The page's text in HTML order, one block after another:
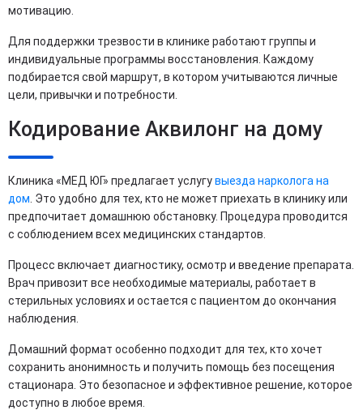
мотивацию.
Для поддержки трезвости в клинике работают группы и
индивидуальные программы восстановления. Каждому
подбирается свой маршрут, в котором учитываются личные
цели, привычки и потребности.
Кодирование Аквилонг на дому
Клиника «МЕД ЮГ» предлагает услугувыезда нарколога на
дом . Это удобно для тех, кто не может приехать в клинику или
предпочитает домашнюю обстановку. Процедура проводится
с соблюдением всех медицинских стандартов.
Процесс включает диагностику, осмотр и введение препарата.
Врач привозит все необходимые материалы, работает в
стерильных условиях и остается с пациентом до окончания
наблюдения.
Домашний формат особенно подходит для тех, кто хочет
сохранить анонимность и получить помощь без посещения
стационара. Это безопасное и эффективное решение, которое
доступно в любое время.